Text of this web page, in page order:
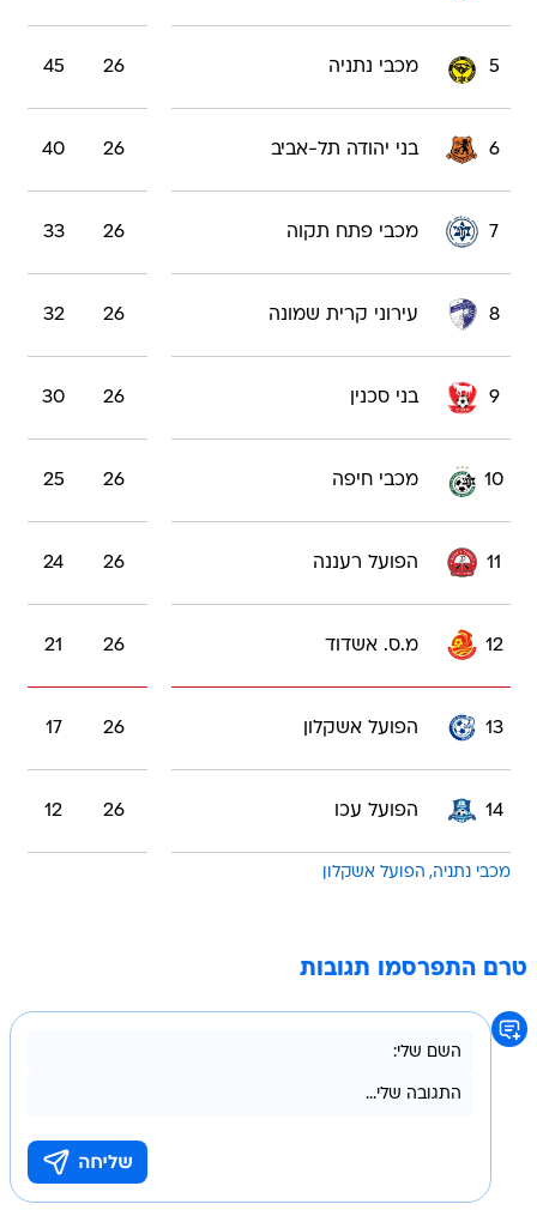
5 מכבי נתניה 26
45
6 בני יהודה תל-אביב 26
40
7 מכבי פתח תקוה 26
33
8 עירוני קרית שמונה 26
32
9 בני סכנין 26
30
10 מכבי חיפה 26
25
11 הפועל רעננה 26
24
12 מ.ס. אשדוד 26
21
13 הפועל אשקלון 26
17
14 הפועל עכו 26
12
מכבי נתניה הפועל אשקלון
טרם התפרסמו תגובות